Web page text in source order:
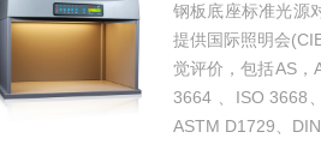
钢板底座标准光源
提供国际照明会
觉评价，包括AS，
3664 、ISO 3668
ASTM D1729、